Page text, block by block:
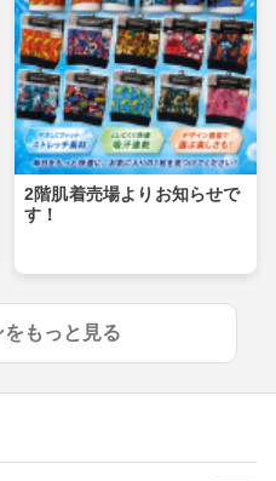
2階肌着売場よりお知らせで
す！
もっと見る